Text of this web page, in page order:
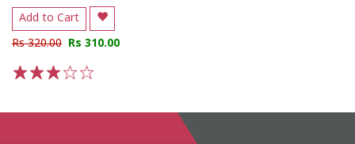
Add to Cart
Rs 320.00 Rs 310.00